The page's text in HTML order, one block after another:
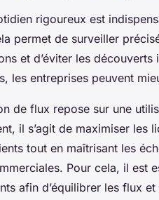
rigoureux est
permet de surveiller
et d’éviter les
les entreprises peuvent
de flux repose sur une
il s’agit de maximiser les
tout en maîtrisant les
Pour cela, il est
afin d’équilibrer les flux